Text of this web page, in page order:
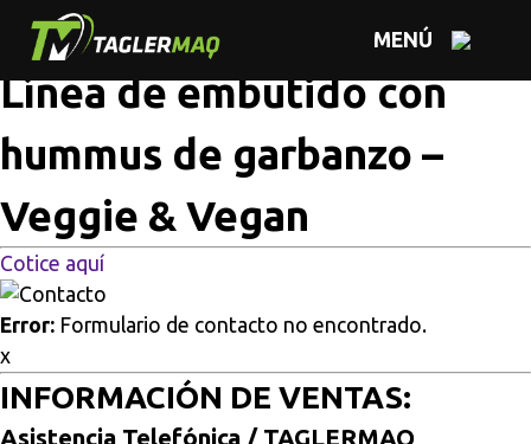
MENÚ
Multisitios
garbanzo – Veggie & Vegan
Línea de embutido con
hummus de garbanzo –
Veggie & Vegan
Cotice aquí
Error: Formulario de contacto no encontrado.
x
INFORMACIÓN DE VENTAS:
Asistencia Telefónica / TAGLERMAQ